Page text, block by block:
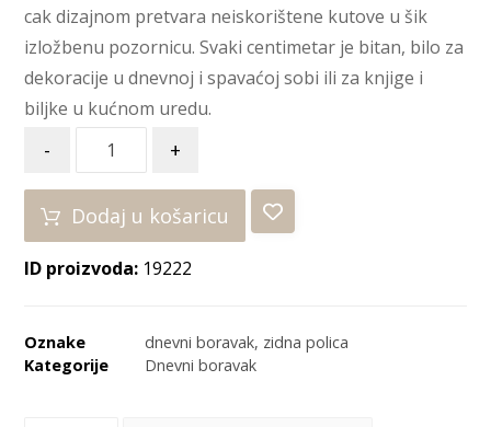
cak dizajnom pretvara neiskorištene kutove u šik
izložbenu pozornicu. Svaki centimetar je bitan, bilo za
dekoracije u dnevnoj i spavaćoj sobi ili za knjige i
biljke u kućnom uredu.
- +
Dodaj u košaricu
ID proizvoda: 19222
Oznake dnevni boravak, zidna polica
Kategorije
Dnevni boravak